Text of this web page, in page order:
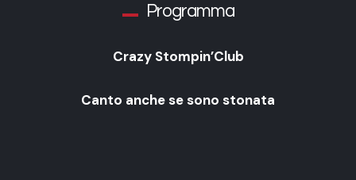
Programma
Crazy Stompin’Club
Canto anche se sono stonata